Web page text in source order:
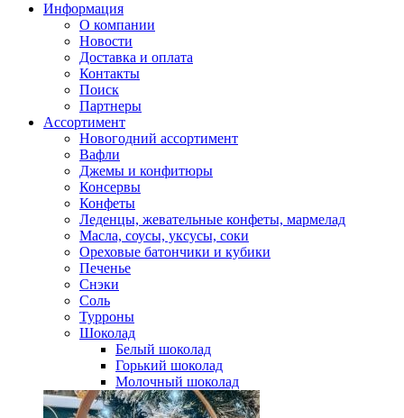
Информация
О компании
Новости
Доставка и оплата
Контакты
Поиск
Партнеры
Ассортимент
Новогодний ассортимент
Вафли
Джемы и конфитюры
Консервы
Конфеты
Леденцы, жевательные конфеты, мармелад
Масла, соусы, уксусы, соки
Ореховые батончики и кубики
Печенье
Снэки
Соль
Турроны
Шоколад
Белый шоколад
Горький шоколад
Молочный шоколад